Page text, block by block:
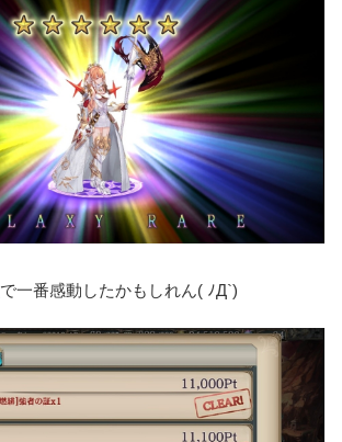
で一番感動したかもしれん( ﾉД`)